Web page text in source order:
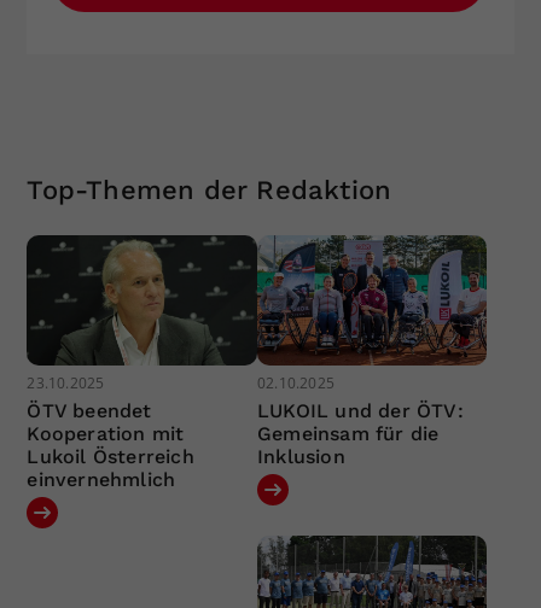
Top-Themen der Redaktion
23.10.2025
ÖTV beendet
Kooperation mit
Lukoil Österreich
einvernehmlich
02.10.2025
LUKOIL und der ÖTV:
Gemeinsam für die
Inklusion